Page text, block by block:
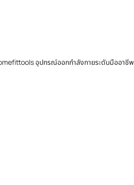
อุปกรณ์ออกกำลังกายระดับมืออาชี